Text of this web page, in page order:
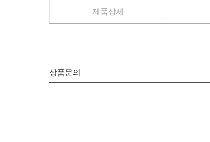
제품상세
상품문의